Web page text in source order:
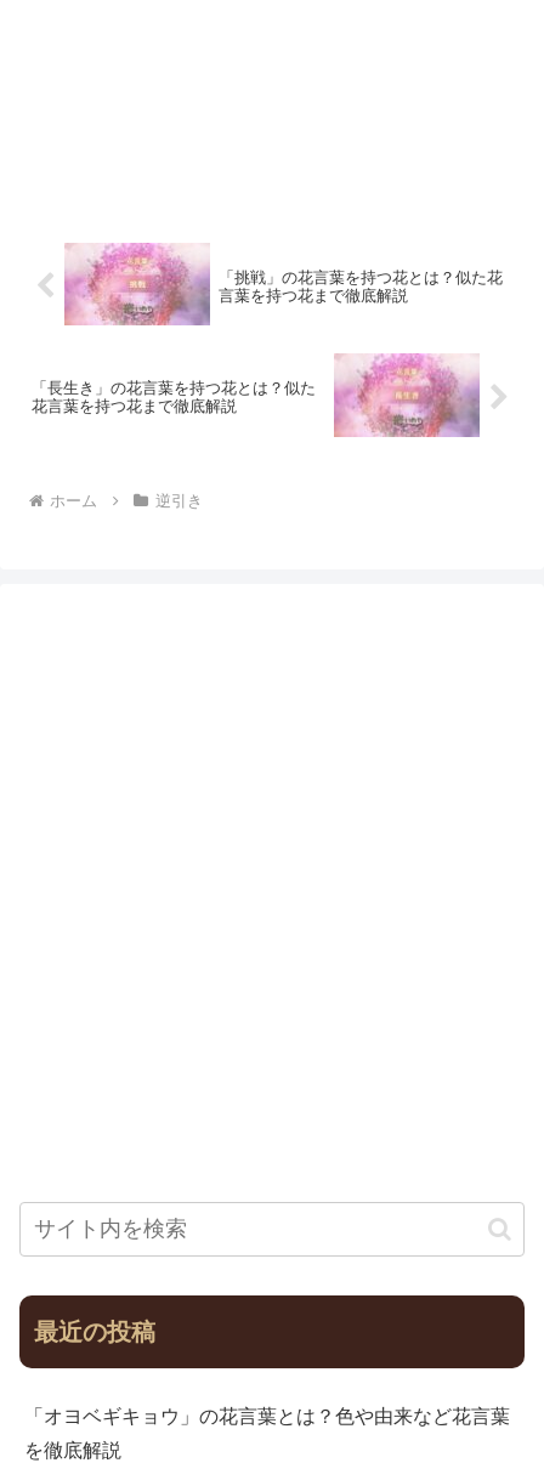
「挑戦」の花言葉を持つ花とは？似た花
言葉を持つ花まで徹底解説
「長生き」の花言葉を持つ花とは？似た
花言葉を持つ花まで徹底解説
ホーム 逆引き
最近の投稿
「オヨベギキョウ」の花言葉とは？色や由来など花言葉
を徹底解説